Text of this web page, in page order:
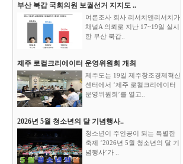
부산 북갑 국회의원 보궐선거 지지도 ..
여론조사 회사 리서치앤리서치가
채널A 의뢰로 지난 17~19일 실시
한 부산 북갑..
제주 로컬크리에이터 운영위원회 개최
제주도는 19일 제주창조경제혁신
센터에서 ‘제주 로컬크리에이터
운영위원회’를 열고..
2026년 5월 청소년의 달 기념행사..
청소년이 주인공이 되는 특별한
축제 ‘2026년 5월 청소년의 달 기
념행사’가 ..